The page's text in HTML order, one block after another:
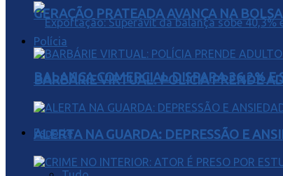
BALANÇA COMERCIAL DISPARA 36,2%
Esporte
GERAÇÃO PRATEADA AVANÇA NA
Polícia
BARBÁRIE VIRTUAL: POLÍCIA PRENDE
ALERTA NA GUARDA: DEPRESSÃO E